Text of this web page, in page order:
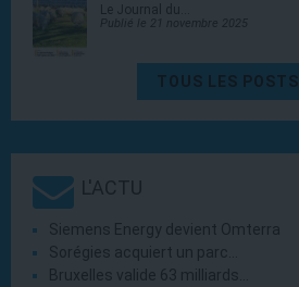
Le Journal du…
Publié le 21 novembre 2025
TOUS LES POSTS
L'ACTU
Siemens Energy devient Omterra
Sorégies acquiert un parc…
Bruxelles valide 63 milliards…